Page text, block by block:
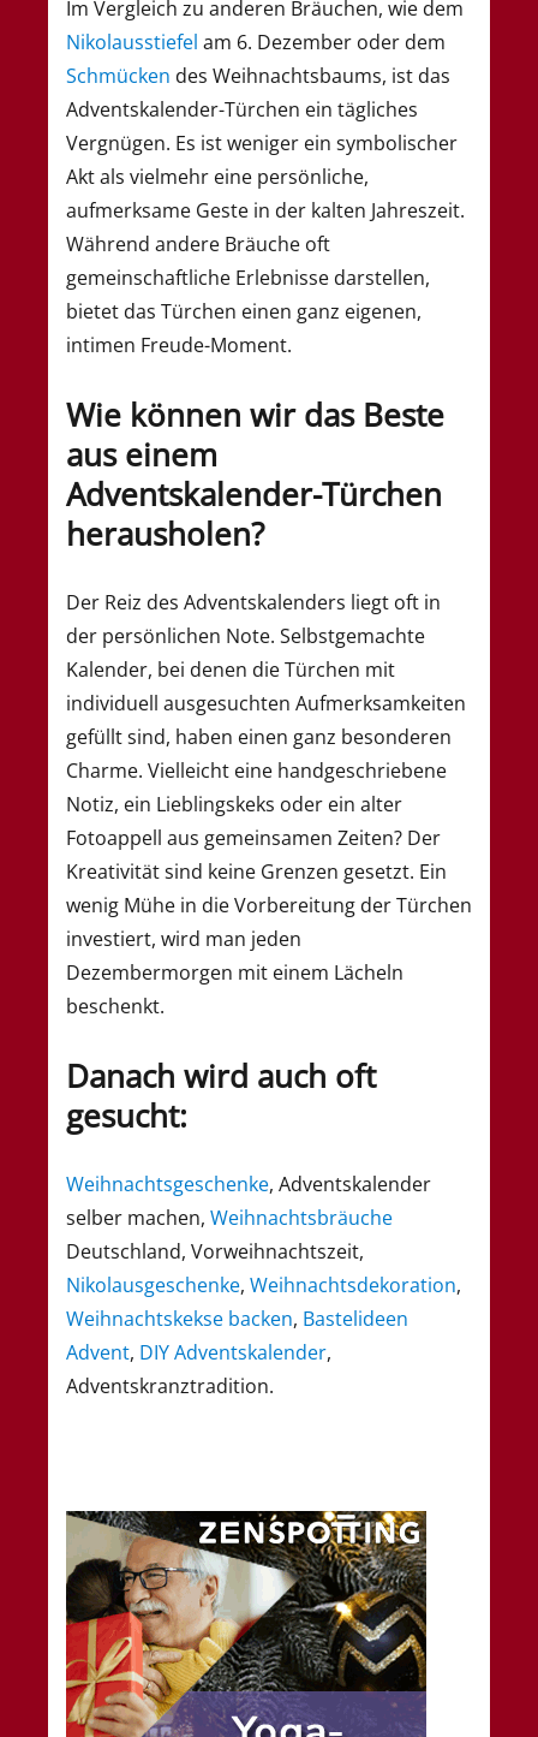
Im Vergleich zu anderen Bräuchen, wie dem
Nikolausstiefel am 6. Dezember oder dem
Schmücken des Weihnachtsbaums, ist das
Adventskalender-Türchen ein tägliches
Vergnügen. Es ist weniger ein symbolischer
Akt als vielmehr eine persönliche,
aufmerksame Geste in der kalten Jahreszeit.
Während andere Bräuche oft
gemeinschaftliche Erlebnisse darstellen,
bietet das Türchen einen ganz eigenen,
intimen Freude-Moment.
Wie können wir das Beste
aus einem
Adventskalender-Türchen
herausholen?
Der Reiz des Adventskalenders liegt oft in
der persönlichen Note. Selbstgemachte
Kalender, bei denen die Türchen mit
individuell ausgesuchten Aufmerksamkeiten
gefüllt sind, haben einen ganz besonderen
Charme. Vielleicht eine handgeschriebene
Notiz, ein Lieblingskeks oder ein alter
Fotoappell aus gemeinsamen Zeiten? Der
Kreativität sind keine Grenzen gesetzt. Ein
wenig Mühe in die Vorbereitung der Türchen
investiert, wird man jeden
Dezembermorgen mit einem Lächeln
beschenkt.
Danach wird auch oft
gesucht:
Weihnachtsgeschenke, Adventskalender
selber machen, Weihnachtsbräuche
Deutschland, Vorweihnachtszeit,
Nikolausgeschenke, Weihnachtsdekoration,
Weihnachtskekse backen, Bastelideen
Advent, DIY Adventskalender,
Adventskranztradition.